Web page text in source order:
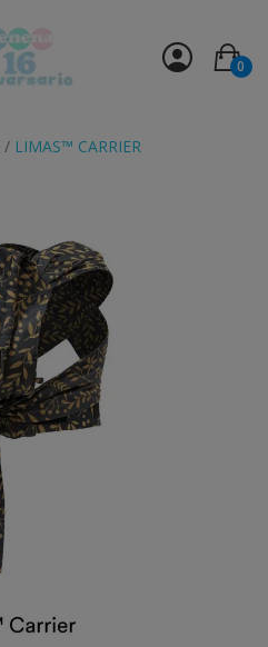
0
LIMAS™ CARRIER